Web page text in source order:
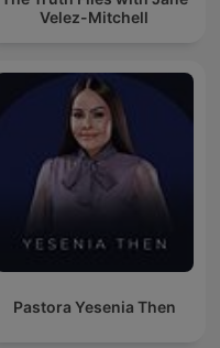
Velez-Mitchell
Pastora Yesenia Then